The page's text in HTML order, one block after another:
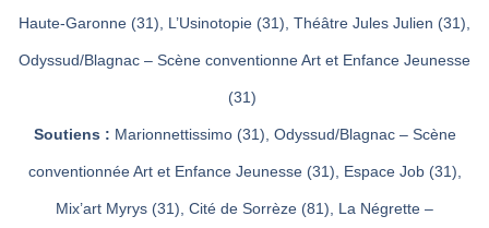
Haute-Garonne (31), L’Usinotopie (31), Théâtre Jules Julien (31),
Odyssud/Blagnac – Scène conventionne Art et Enfance Jeunesse
(31)
Soutiens : Marionnettissimo (31), Odyssud/Blagnac – Scène
conventionnée Art et Enfance Jeunesse (31), Espace Job (31),
Mix’art Myrys (31), Cité de Sorrèze (81), La Négrette –